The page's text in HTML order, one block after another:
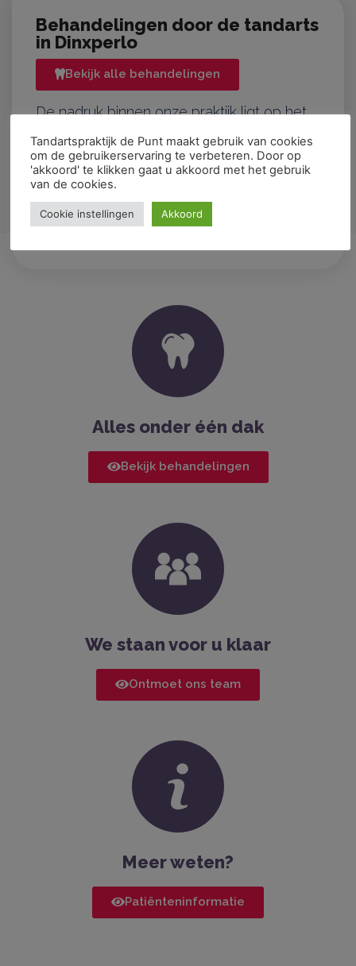
Behandelingen door de tandarts
in Dinxperlo
Bekijk alle behandelingen
De nadruk binnen onze praktijk ligt op het
levenslang begeleiden van onze patiënten
in het gezond houden van hun mond. Om
dit te kunnen bereiken bieden wij een
breed scala aan behandelingen aan.
Alles onder één dak
Bekijk behandelingen
We staan voor u klaar
Ontmoet ons team
Meer weten?
Patiënteninformatie
Tandartspraktijk de Punt maakt gebruik van cookies
om de gebruikerservaring te verbeteren. Door op
'akkoord' te klikken gaat u akkoord met het gebruik
van de cookies.
Cookie instellingen Akkoord